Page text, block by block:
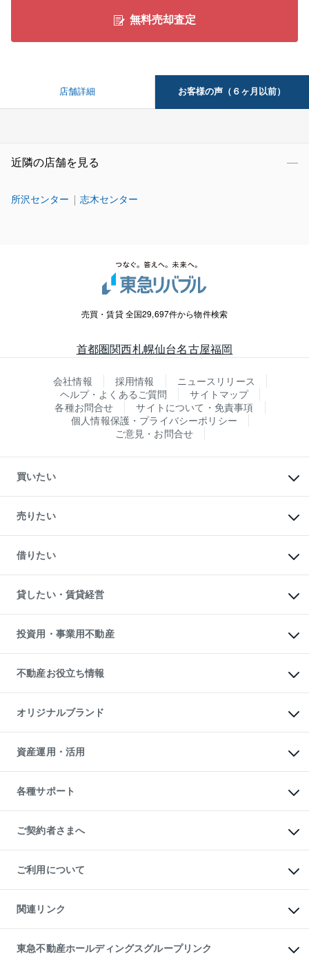
無料売却査定
店舗詳細 お客様の声（６ヶ月以前）
近隣の店舗を見る
所沢センター 志木センター
売買・賃貸 全国29,697件から物件検索
首都圏関西札幌仙台名古屋福岡
会社情報 採用情報
ニュースリリース
ヘルプ・よくあるご質問
サイトマップ
各種お問合せ
サイトについて・免責事項
個人情報保護・プライバシーポリシー
ご意見・お問合せ
買いたい
新築・分譲マンションの購入
中古マンションの購入
一戸建ての購入
中古一戸建ての購入
不動産購入の流れ
注目キーワード物件特集
購入ガイド
English 繁体中文簡体中文
売りたい
一戸建ての売却・査定
土地の売却・査定
スピードAI査定
不動産査定について
不動産売却の流れ
不動産買換えの流れ
売却ガイド
借りたい
オフィス・店舗の賃貸
借りるときの流れ
借りるガイド
貸したい・賃貸経営
マンション賃料データ
賃貸管理プラン
リロケーションについて
貸すガイド
投資用・事業用不動産
事業用不動産
マンション投資
投資用マンション
アパート経営
収益物件
ビル購入（ビル一棟）
投資用不動産の売却査定
事業用不動産の売却査定
不動産お役立ち情報
マンションライブラリー
人気マンションランキング
暮らしに役立つ不動産メディア
不動産相場・不動産価格情報
不動産コラム・ニュース
不動産用語集
不動産なんでもネット相談室
住まいの税金
オリジナルブランド
一棟リノベーションマンション
L`GENTE（ルジェンテ）
区分リノベーションマンション
投資用一棟レジデンスWELL
不動産小口投資
LEGACIA（レガシア）
資産運用・活用
不動産M&A
アセットマネジメント・出資
各種サポート
相続サポート
リフォームサポート
ご契約者さまへ
ご紹介・再契約特典
入居者様専用-各種ご案内（賃貸）
東急こすもす会「こすもすWeb」
ご利用について
金融商品取引について
東急リバブル ソーシャルメディアポリシー
ご意見・お問い合わせ（金融商品取引専用の相談・お問い合わせ窓口）
ダイレクトメール（郵送物）・Eメールなどの送付停止について
関連リンク
これからご結婚される方に東急百貨店のブライダルクラブ
人材サービスのご用命は 東急リバブルスタッフ株式会社まで
東急不動産ホールディングスグループリンク